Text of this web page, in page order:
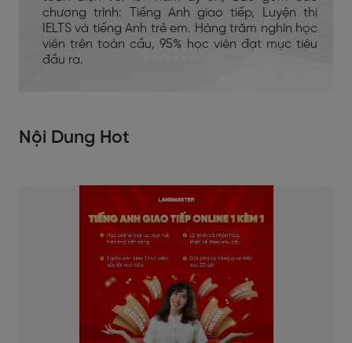
chương trình: Tiếng Anh giao tiếp, Luyện thi
IELTS và tiếng Anh trẻ em. Hàng trăm nghìn học
viên trên toàn cầu, 95% học viên đạt mục tiêu
đầu ra.
Nội Dung Hot